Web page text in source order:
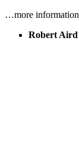
…more information
Robert Aird